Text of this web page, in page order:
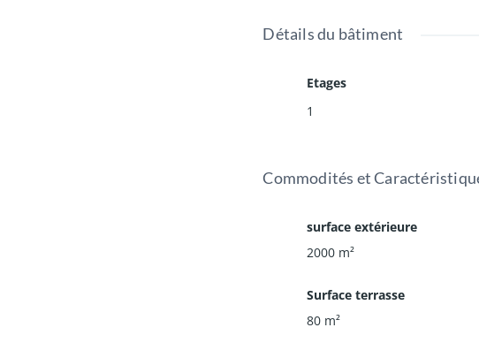
Le tout sur sous sol complet
240 000€ F.A.I*
Détails du bâtiment
Etages
1
Commodités et
surface extérieure
2000 m²
Surface terrasse
80 m²